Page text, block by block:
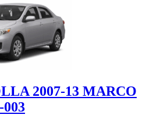
2007-13 MARCO